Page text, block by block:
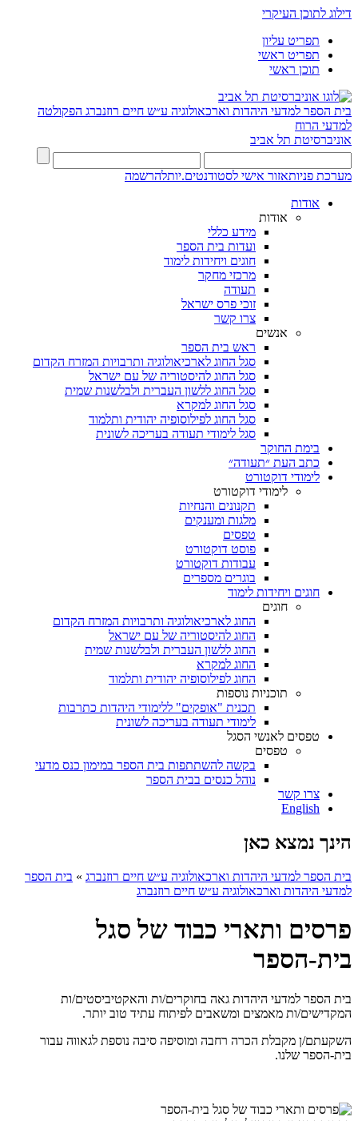
דילוג לתוכן העיקרי
תפריט עליון
תפריט ראשי
תוכן ראשי
בית הספר למדעי היהדות וארכאולוגיה ע״ש חיים רוזנברג הפקולטה
למדעי הרוח
אוניברסיטת תל אביב
מערכת פניותאזור אישי לסטודנטים.יותלהרשמה
אודות
אודות
מידע כללי
ועדות בית הספר
חוגים ויחידות לימוד
מרכזי מחקר
תעודה
זוכי פרס ישראל
צרו קשר
אנשים
ראש בית הספר
סגל החוג לארכיאולוגיה ותרבויות המזרח הקדום
סגל החוג להיסטוריה של עם ישראל
סגל החוג ללשון העברית ולבלשנות שמית
סגל החוג למקרא
סגל החוג לפילוסופיה יהודית ותלמוד
סגל לימודי תעודה בעריכה לשונית
בימת החוקר
כתב העת ״תעודה״
לימודי דוקטורט
לימודי דוקטורט
תקנונים והנחיות
מלגות ומענקים
טפסים
פוסט דוקטורט
עבודות דוקטורט
בוגרים מספרים
חוגים ויחידות לימוד
חוגים
החוג לארכיאולוגיה ותרבויות המזרח הקדום
החוג להיסטוריה של עם ישראל
החוג ללשון העברית ולבלשנות שמית
החוג למקרא
החוג לפילוסופיה יהודית ותלמוד
תוכניות נוספות
תכנית "אופקים" ללימודי היהדות כתרבות
לימודי תעודה בעריכה לשונית
טפסים לאנשי הסגל
טפסים
בקשה להשתתפות בית הספר במימון כנס מדעי
נוהל כנסים בבית הספר
צרו קשר
English
הינך נמצא כאן
בית הספר למדעי היהדות וארכאולוגיה ע״ש חיים רוזנברג » בית הספר
למדעי היהדות וארכאולוגיה ע״ש חיים רוזנברג
פרסים ותארי כבוד של סגל
בית-הספר
בית הספר למדעי היהדות גאה בחוקרים/ות והאקטיביסטים/ות
המקדישים/ות מאמצים ומשאבים לפיתוח עתיד טוב יותר.
השקעתם/ן מקבלת הכרה רחבה ומוסיפה סיבה נוספת לגאווה עבור
בית-הספר שלנו.